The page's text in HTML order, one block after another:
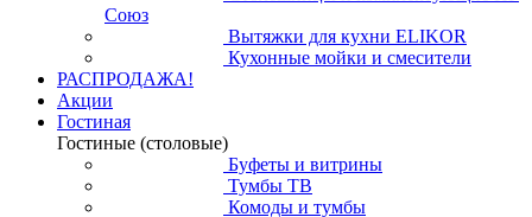
Союз
Вытяжки для кухни ELIKOR
Кухонные мойки и смесители
РАСПРОДАЖА!
Акции
Гостиная
Гостиные (столовые)
Буфеты и витрины
Тумбы ТВ
Комоды и тумбы